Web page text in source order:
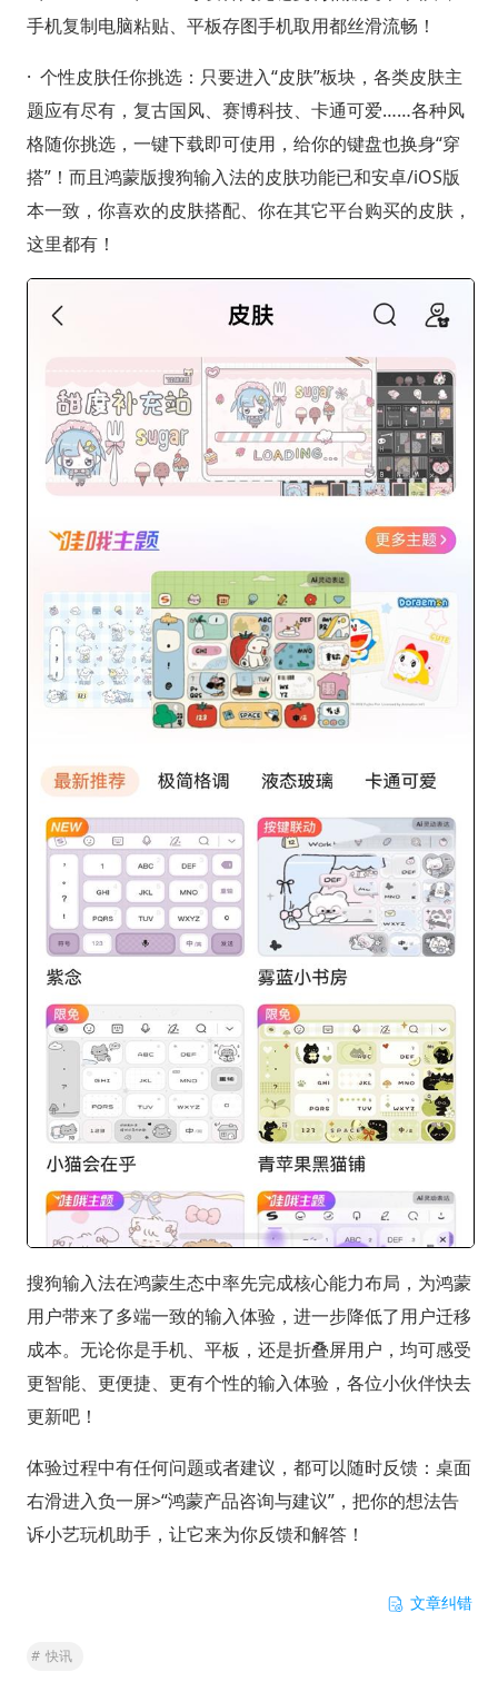
手机复制电脑粘贴、平板存图手机取用都丝滑流畅！
· 个性皮肤任你挑选：只要进入“皮肤”板块，各类皮肤主
题应有尽有，复古国风、赛博科技、卡通可爱……各种风
格随你挑选，一键下载即可使用，给你的键盘也换身“穿
搭”！而且鸿蒙版搜狗输入法的皮肤功能已和安卓/iOS版
本一致，你喜欢的皮肤搭配、你在其它平台购买的皮肤，
这里都有！
搜狗输入法在鸿蒙生态中率先完成核心能力布局，为鸿蒙
用户带来了多端一致的输入体验，进一步降低了用户迁移
成本。无论你是手机、平板，还是折叠屏用户，均可感受
更智能、更便捷、更有个性的输入体验，各位小伙伴快去
更新吧！
体验过程中有任何问题或者建议，都可以随时反馈：桌面
右滑进入负一屏>“鸿蒙产品咨询与建议”，把你的想法告
诉小艺玩机助手，让它来为你反馈和解答！
文章纠错
# 快讯